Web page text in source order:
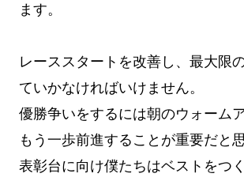
ます。
レーススタートを改善し、最大限
ていかなければいけません。
優勝争いをするには朝のウォーム
もう一歩前進することが重要だと
表彰台に向け僕たちはベストをつ